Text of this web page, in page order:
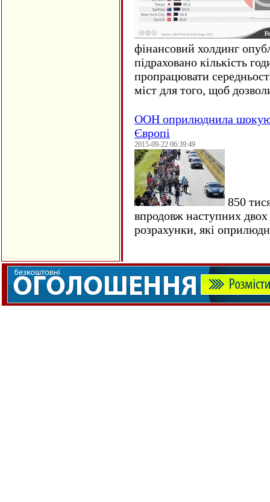
фінансовий холдинг
підраховано кількість
пропрацювати
міст для того, щоб
ООН оприлюднила
Європі
2015-09-22 06:39:49
850
впродовж наступних
розрахунки, які